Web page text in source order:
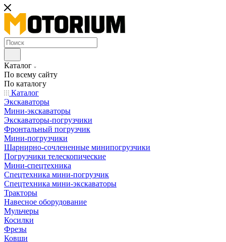
Каталог
По всему сайту
По каталогу
Каталог
Экскаваторы
Мини-экскаваторы
Экскаваторы-погрузчики
Фронтальный погрузчик
Мини-погрузчики
Шарнирно-сочлененные минипогрузчики
Погрузчики телескопические
Мини-спецтехника
Спецтехника мини-погрузчик
Спецтехника мини-экскаваторы
Тракторы
Навесное оборудование
Мульчеры
Косилки
Фрезы
Ковши